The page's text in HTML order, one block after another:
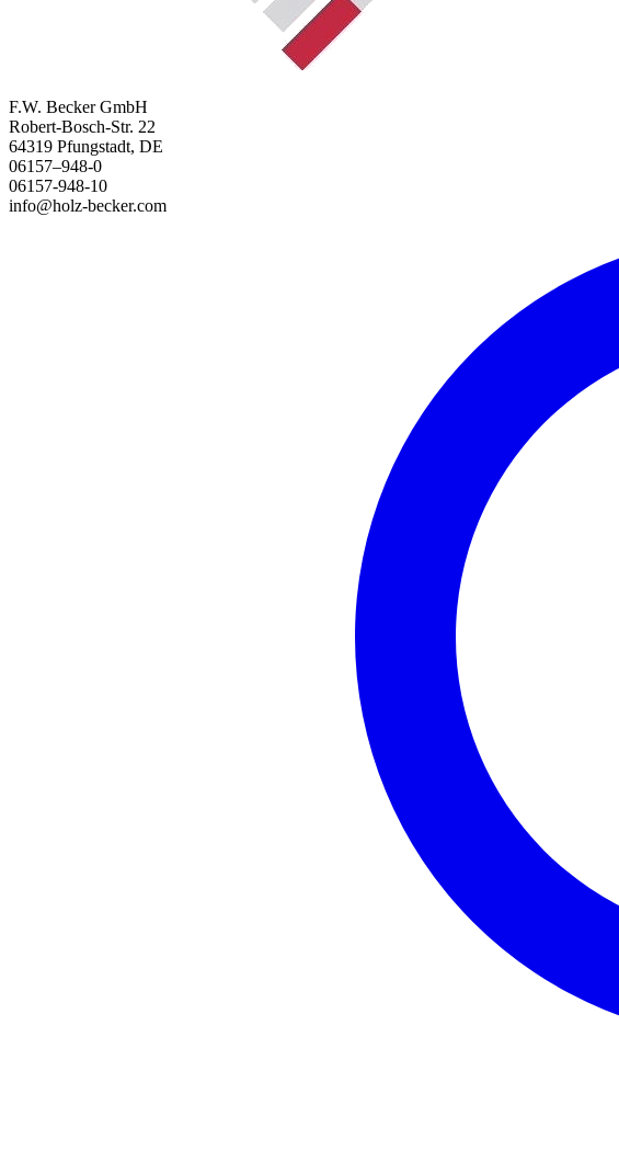
F.W. Becker GmbH
Robert-Bosch-Str. 22
64319 Pfungstadt, DE
06157–948-0
06157-948-10
info@holz-becker.com